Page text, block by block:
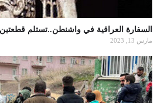
السفارة العراقية في واشنطن..تستلم
مارس 13, 2023